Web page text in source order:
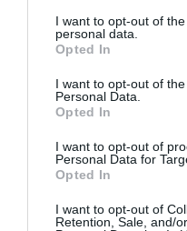
I want to opt-out of
personal data.
Opted In
I want to opt-out of
Personal Data.
Opted In
I want to opt-out of
Personal Data for
Opted In
I want to opt-out of
Retention, Sale, and/
El IBEX
un nuevo
Eulogio López
Argumentos